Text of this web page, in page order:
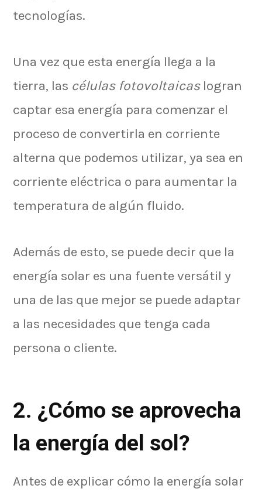
tecnologías.
Una vez que esta energía llega a la
tierra, las células fotovoltaicaslogran
captar esa energía para comenzar el
proceso de convertirla en corriente
alterna que podemos utilizar, ya sea en
corriente eléctrica o para aumentar la
temperatura de algún fluido.
Además de esto, se puede decir que la
energía solar es una fuente versátil y
una de las que mejor se puede adaptar
a las necesidades que tenga cada
persona o cliente.
2. ¿Cómo se aprovecha
la energía del sol?
Antes de explicar cómo la energía solar